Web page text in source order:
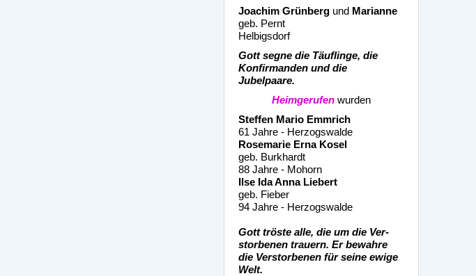
Joachim Grünberg und Marianne
geb. Pernt
Helbigsdorf
Gott segne die Täuflinge, die
Konfirmanden und die
Jubelpaare.
Heimgerufen wurden
Steffen Mario Emmrich
61 Jahre - Herzogswalde
Rosemarie Erna Kosel
geb. Burkhardt
88 Jahre - Mohorn
Ilse Ida Anna Liebert
geb. Fieber
94 Jahre - Herzogswalde
Gott tröste alle, die um die Ver-
storbenen trauern. Er bewahre
die Verstorbenen für seine ewige
Welt.